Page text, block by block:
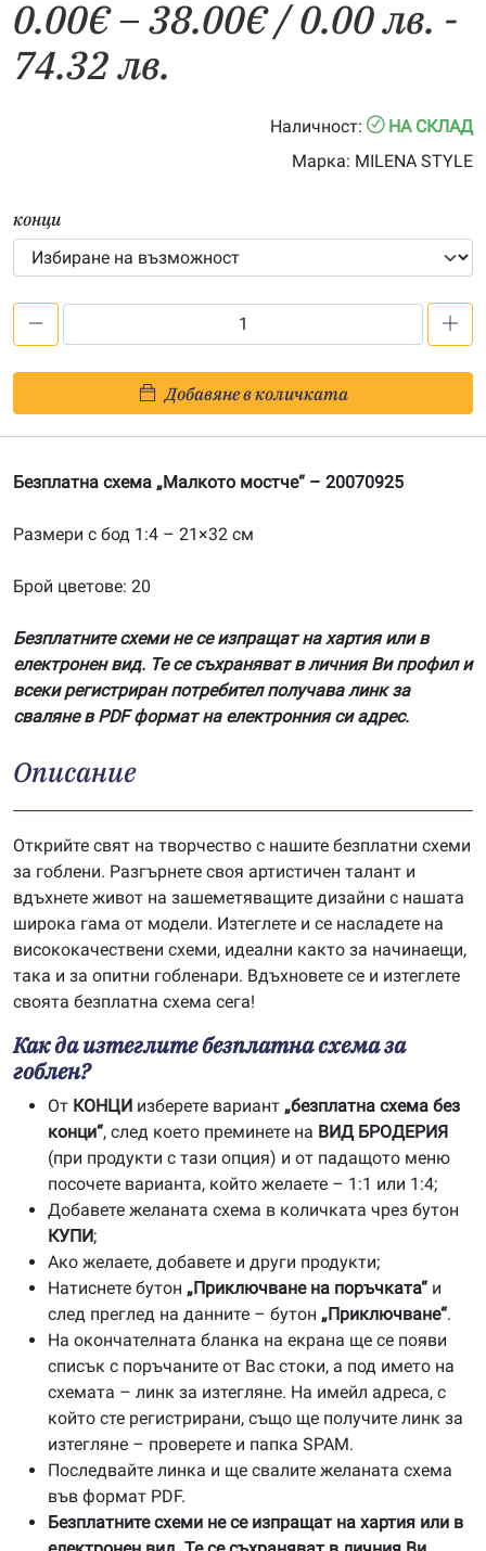
0.00€–38.00€Price
0.00€
through
/ 0.00 лв. -
74.32 лв.
Наличност:
НА СКЛАД
Марка: MILENA STYLE
конци
схема
„Малкото
Добавяне в количката
Безплатна схема „Малкото мостче“ – 20070925
Размери с бод 1:4 – 21×32 см
Брой цветове: 20
Безплатните схеми не се изпращат на хартия или в
електронен вид. Те се съхраняват в личния Ви профил и
всеки регистриран потребител получава линк за
сваляне в PDF формат на електронния си адрес.
Описание
Открийте свят на творчество с нашите безплатни схеми
за гоблени. Разгърнете своя артистичен талант и
вдъхнете живот на зашеметяващите дизайни с нашата
широка гама от модели. Изтеглете и се насладете на
висококачествени схеми, идеални както за начинаещи,
така и за опитни гобленари. Вдъхновете се и изтеглете
своята безплатна схема сега!
Как да изтеглите безплатна схема за
гоблен?
От КОНЦИ изберете вариант „безплатна схема без
конци“, след което преминете на ВИД БРОДЕРИЯ
(при продукти с тази опция) и от падащото меню
посочете варианта, който желаете – 1:1 или 1:4;
Добавете желаната схема в количката чрез бутон
КУПИ;
Ако желаете, добавете и други продукти;
Натиснете бутон „Приключване на поръчката“ и
след преглед на данните – бутон „Приключване“.
На окончателната бланка на екрана ще се появи
списък с поръчаните от Вас стоки, а под името на
схемата – линк за изтегляне. На имейл адреса, с
който сте регистрирани, също ще получите линк за
изтегляне – проверете и папка SPAM.
Последвайте линка и ще свалите желаната схема
във формат PDF.
Безплатните схеми не се изпращат на хартия или в